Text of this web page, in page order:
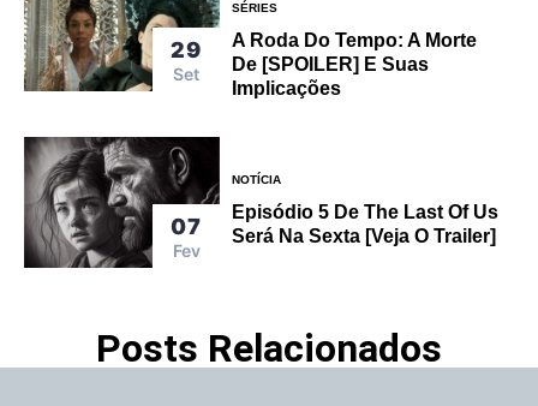
29
Set
SÉRIES
A Roda Do Tempo: A Morte
De [SPOILER] E Suas
Implicações
07
Fev
NOTÍCIA
Episódio 5 De The Last Of Us
Será Na Sexta [veja O Trailer]
Posts Relacionados